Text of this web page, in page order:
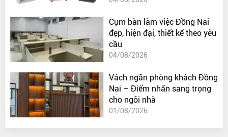
Cụm bàn làm việc Đồng Nai
đẹp, hiện đại, thiết kế theo yêu
cầu
04/08/2026
Vách ngăn phòng khách Đồng
Nai – Điểm nhấn sang trọng
cho ngôi nhà
01/08/2026